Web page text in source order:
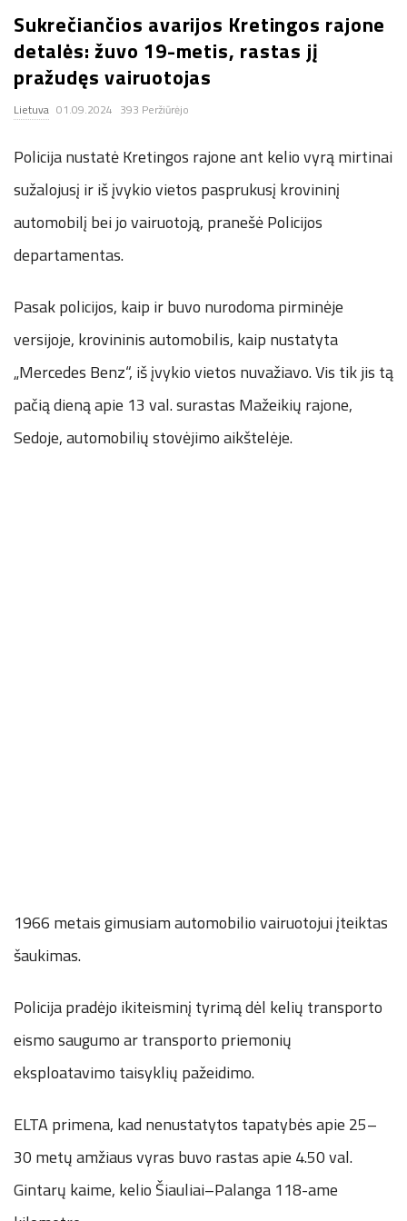
.
c
o
.
u
k
Sukrečiančios avarijos Kretingos rajone
detalės: žuvo 19-metis, rastas jį
pražudęs vairuotojas
Lietuva 01.09.2024 393 Peržiūrėjo
Policija nustatė Kretingos rajone ant kelio vyrą mirtinai
sužalojusį ir iš įvykio vietos pasprukusį krovininį
automobilį bei jo vairuotoją, pranešė Policijos
departamentas.
Pasak policijos, kaip ir buvo nurodoma pirminėje
versijoje, krovininis automobilis, kaip nustatyta
„Mercedes Benz“, iš įvykio vietos nuvažiavo. Vis tik jis tą
pačią dieną apie 13 val. surastas Mažeikių rajone,
Sedoje, automobilių stovėjimo aikštelėje.
1966 metais gimusiam automobilio vairuotojui įteiktas
šaukimas.
Policija pradėjo ikiteisminį tyrimą dėl kelių transporto
eismo saugumo ar transporto priemonių
eksploatavimo taisyklių pažeidimo.
E LTA primena, kad nenustatytos tapatybės apie 25–
30 metų amžiaus vyras buvo rastas apie 4.50 val.
Gintarų kaime, kelio Šiauliai–Palanga 118-ame